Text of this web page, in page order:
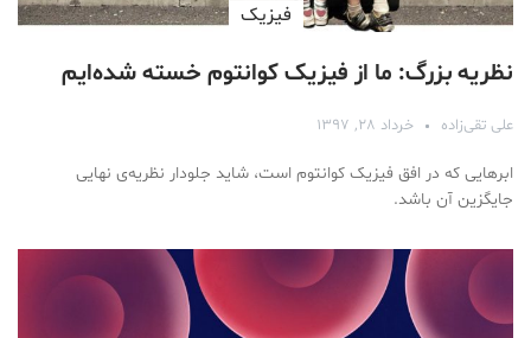
فیزیک
نظریه بزرگ: ما از فیزیک کوانتوم خسته شده‌ایم
علی تقی‌زاده خرداد ۲۸, ۱۳۹۷
ابرهایی که در افق فیزیک کوانتوم است، شاید جلودار نظریه‌ی نهایی
جایگزین آن باشد.